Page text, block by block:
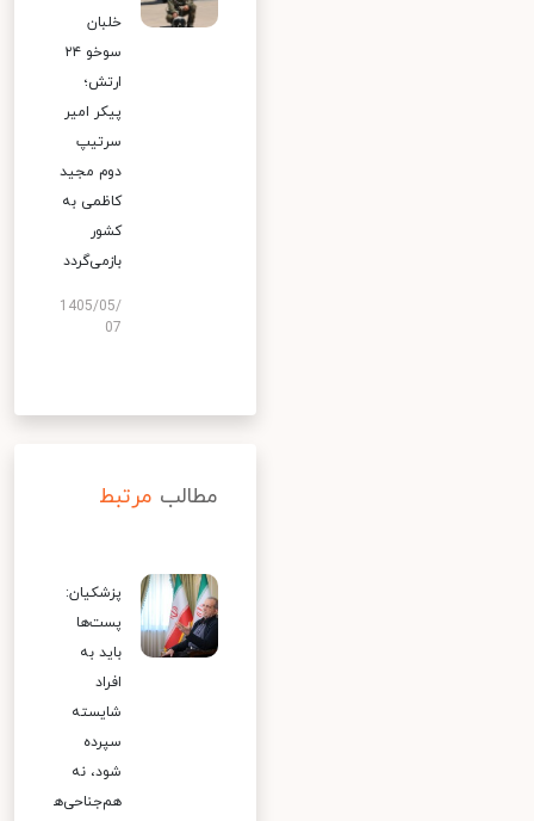
خلبان
سوخو ۲۴
ارتش؛
پیکر امیر
سرتیپ
دوم مجید
کاظمی به
کشور
بازمی‌گردد
1405/05/
07
مطالب مرتبط
پزشکیان:
پست‌ها
باید به
افراد
شایسته
سپرده
شود، نه
هم‌جناحی‌ه